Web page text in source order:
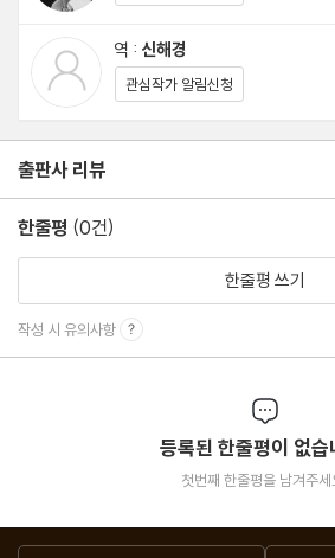
와 아름다운 우정을 키웁니다. 그러다 자
와 접촉하면 엄청난 재앙을 가져올 수 있
역 : 신해경
관심작가 알림신청
출판사 리뷰
한줄평 (0건)
한줄평 쓰기
작성 시 유의사항
등록된 한줄평이 없습
첫번째 한줄평을 남겨주세